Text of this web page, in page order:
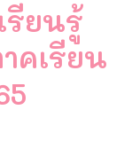
รียนรู้
คเรียน